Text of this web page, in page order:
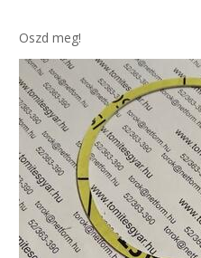
IPARI KARIMA TÖMÍTÉS
TÖMÍTŐ TÁBLA - SZIGETELŐ LEMEZ
TÖMÍTŐ ZSINÓR - RAGASZTÓ
Oszd meg!